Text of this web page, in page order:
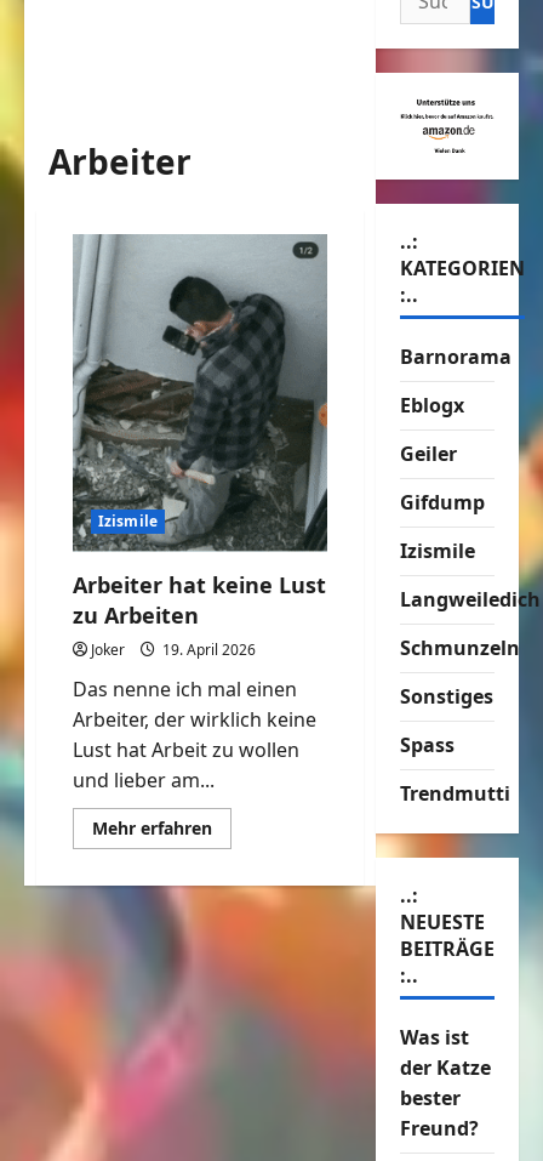
Arbeiter
Izismile
Arbeiter hat keine Lust
zu Arbeiten
Joker 19. April 2026
Das nenne ich mal einen
Arbeiter, der wirklich keine
Lust hat Arbeit zu wollen
und lieber am...
Mehr erfahrenMehr
Informationen
hat
nach:
..:
KATEGORIEN
:..
Barnorama
Eblogx
Geiler
Gifdump
Izismile
Langweiledich
Schmunzeln
Sonstiges
Spass
Trendmutti
..:
NEUESTE
BEITRÄGE
:..
Was ist
der Katze
bester
Freund?